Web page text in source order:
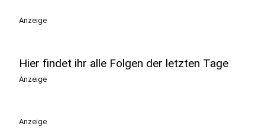
Anzeige
Hier findet ihr alle Folgen der letzten Tage
Anzeige
Anzeige